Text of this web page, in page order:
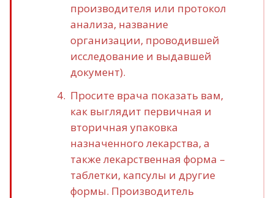
производителя или протокол
анализа, название
организации, проводившей
исследование и выдавшей
документ).
Просите врача показать вам,
как выглядит первичная и
вторичная упаковка
назначенного лекарства, а
также лекарственная форма –
таблетки, капсулы и другие
формы. Производитель